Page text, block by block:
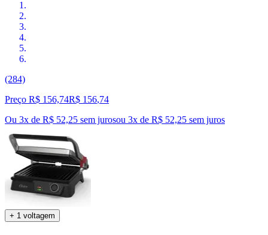
(284)
Preço R$ 156,74R$ 156,74
Ou 3x de R$ 52,25 sem jurosou 3x de R$ 52,25 sem juros
+ 1 voltagem